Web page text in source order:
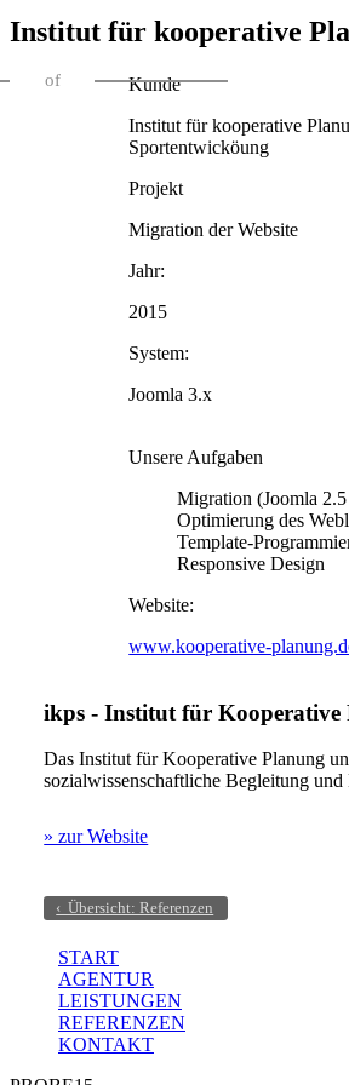
Institut für kooperative
of
Kunde
Institut für kooperative
Sportentwicköung
Projekt
Migration der Website
Jahr:
2015
System:
Joomla 3.x
Unsere Aufgaben
Migration (Joomla
Optimierung des
Template-
Responsive Design
Website:
www.kooperative-
ikps - Institut für
Das Institut für Kooperative Planung
sozialwissenschaftliche Begleitung
» zur Website
‹ Übersicht: Referenzen
START
AGENTUR
LEISTUNGEN
REFERENZEN
KONTAKT